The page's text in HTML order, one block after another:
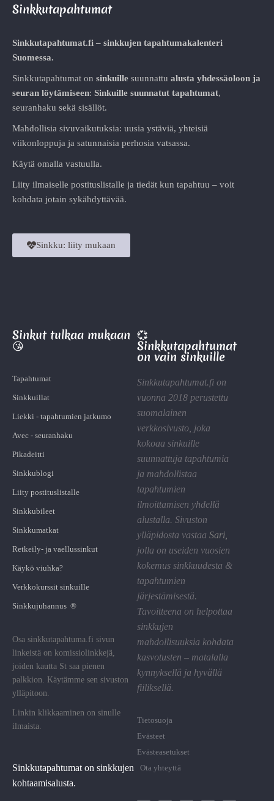
Sinkkutapahtumat
Sinkkutapahtumat.fi – sinkkujen tapahtumakalenteri
Suomessa.
Sinkkutapahtumat on sinkuille suunnattu alusta yhdessäoloon ja
seuran löytämiseen: Sinkuille suunnatut tapahtumat,
seuranhaku sekä sisällöt.
Mahdollisia sivuvaikutuksia: uusia ystäviä, yhteisiä
viikonloppuja ja satunnaisia perhosia vatsassa.
Käytä omalla vastuulla.
Liity ilmaiselle postituslistalle ja tiedät kun tapahtuu – voit
kohdata jotain sykähdyttävää.
Sinkku: liity mukaan
Sinkut tulkaa mukaan
😘
Tapahtumat
Sinkkuillat
Liekki - tapahtumien jatkumo
Avec - seuranhaku
Pikadeitti
Sinkkublogi
Liity postituslistalle
Sinkkubileet
Sinkkumatkat
Retkeily- ja vaellussinkut
Käykö viuhka?
Verkkokurssit sinkuille
Sinkkujuhannus ®
Osa sinkkutapahtuma.fi sivun
linkeistä on komissiolinkkejä,
joiden kautta St saa pienen
palkkion. Käytämme sen sivuston
ylläpitoon.
Linkin klikkaaminen on sinulle
ilmaista.
Sinkkutapahtumat on sinkkujen
kohtaamisalusta.
💞
Sinkkutapahtumat
on vain sinkuille
Sinkkutapahtumat.fi on
vuonna 2018 perustettu
suomalainen
verkkosivusto, joka
kokoaa sinkuille
suunnattuja tapahtumia
ja mahdollistaa
tapahtumien
ilmoittamisen yhdellä
alustalla. Sivuston
ylläpidosta vastaa Sari
jolla on useiden vuosien
kokemus sinkkuudesta &
tapahtumien
järjestämisestä.
Tavoitteena on helpottaa
sinkkujen
mahdollisuuksia kohdata
kasvotusten – matalalla
kynnyksellä ja hyvällä
fiiliksellä.
Tietosuoja
Evästeet
Evästeasetukset
Ota yhteyttä